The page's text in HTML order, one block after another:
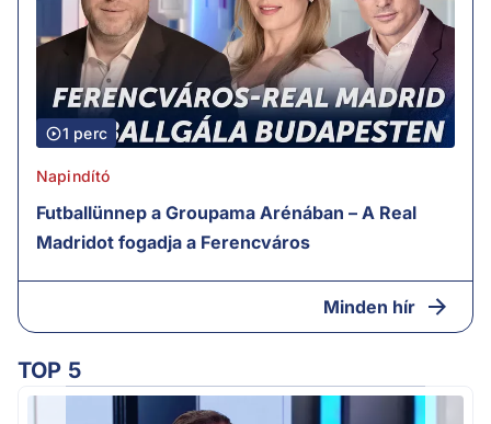
1 perc
Napindító
Futballünnep a Groupama Arénában – A Real
Madridot fogadja a Ferencváros
Minden hír
TOP 5